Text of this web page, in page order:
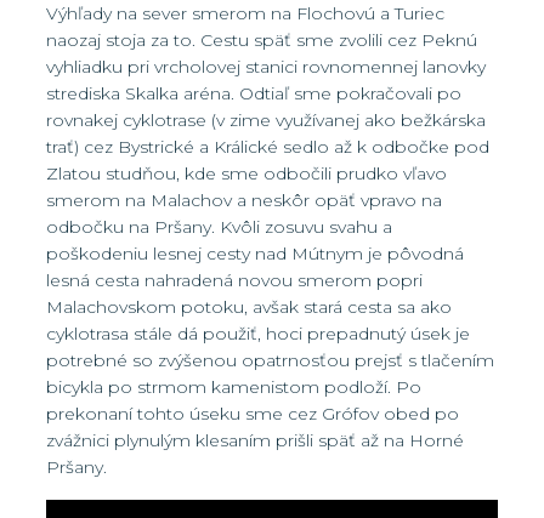
Výhľady na sever smerom na Flochovú a Turiec
naozaj stoja za to. Cestu späť sme zvolili cez Peknú
vyhliadku pri vrcholovej stanici rovnomennej lanovky
strediska Skalka aréna. Odtiaľ sme pokračovali po
rovnakej cyklotrase (v zime využívanej ako bežkárska
trať) cez Bystrické a Králické sedlo až k odbočke pod
Zlatou studňou, kde sme odbočili prudko vľavo
smerom na Malachov a neskôr opäť vpravo na
odbočku na Pršany. Kvôli zosuvu svahu a
poškodeniu lesnej cesty nad Mútnym je pôvodná
lesná cesta nahradená novou smerom popri
Malachovskom potoku, avšak stará cesta sa ako
cyklotrasa stále dá použiť, hoci prepadnutý úsek je
potrebné so zvýšenou opatrnosťou prejsť s tlačením
bicykla po strmom kamenistom podloží. Po
prekonaní tohto úseku sme cez Grófov obed po
zvážnici plynulým klesaním prišli späť až na Horné
Pršany.